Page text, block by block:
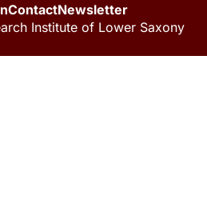
ContactNewsletter
Institute of Lower Saxony